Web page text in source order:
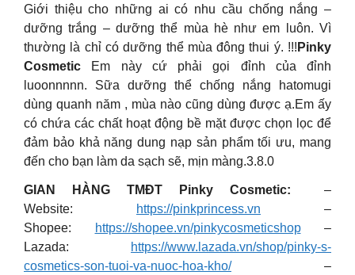
Giới thiệu cho những ai có nhu cầu chống nắng –
dưỡng trắng – dưỡng thể mùa hè như em luôn. Vì
thường là chỉ có dưỡng thể mùa đông thui ý. !!! Pinky
Cosmetic Em này cứ phải gọi đỉnh của đỉnh
luoonnnnn. Sữa dưỡng thể chống nắng hatomugi
dùng quanh năm , mùa nào cũng dùng được ạ.Em ấy
có chứa các chất hoạt động bề mặt được chọn lọc để
đảm bảo khả năng dung nạp sản phẩm tối ưu, mang
đến cho bạn làm da sạch sẽ, mịn màng.3.8.0
GIAN HÀNG TMĐT Pinky Cosmetic:
–
Website:
https://pinkprincess.vn –
Shopee:
https://shopee.vn/pinkycosmeticshop–
Lazada:
https://www.lazada.vn/shop/pinky-s-
cosmetics-son-tuoi-va-nuoc-hoa-kho/–